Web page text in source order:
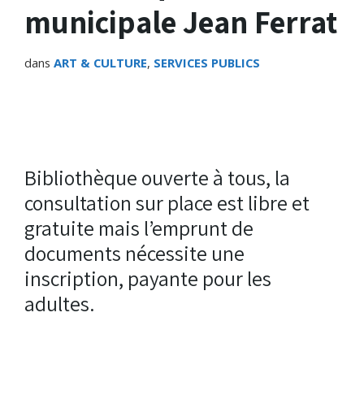
municipale Jean Ferrat
dans ART & CULTURE, SERVICES PUBLICS
Bibliothèque ouverte à tous, la
consultation sur place est libre et
gratuite mais l’emprunt de
documents nécessite une
inscription, payante pour les
adultes.